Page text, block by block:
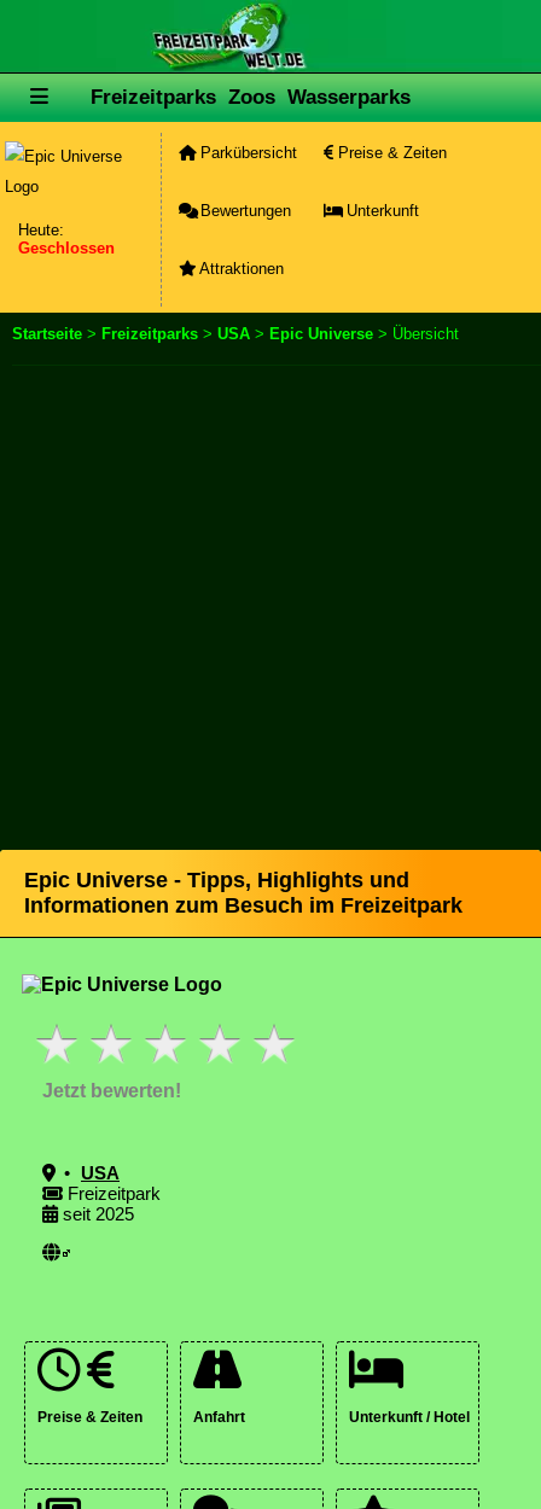
Freizeitparks Zoos Wasserparks
Heute:
Geschlossen
Parkübersicht Preise & Zeiten
Bewertungen Unterkunft
Attraktionen
Startseite > Freizeitparks > USA > Epic Universe > Übersicht
Epic Universe - Tipps, Highlights und
Informationen zum Besuch im Freizeitpark
Jetzt bewerten!
• USA
Freizeitpark
seit 2025
Preise & Zeiten Anfahrt Unterkunft / Hotel